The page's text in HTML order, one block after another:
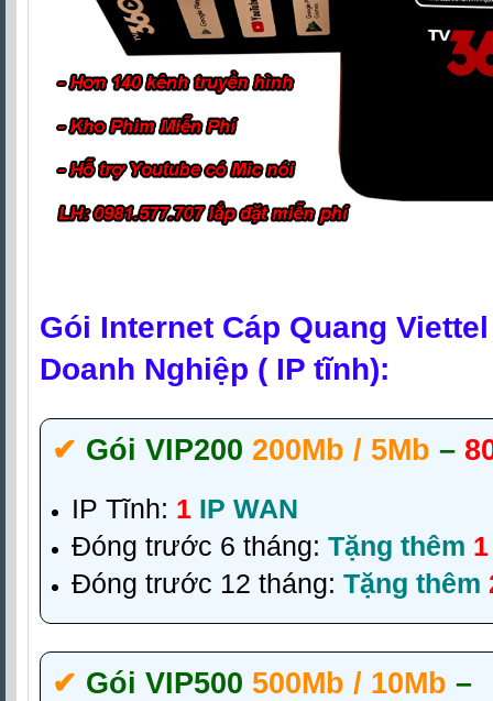
Gói Internet Cáp Quang
Doanh Nghiệp ( IP tĩnh):
✔‎ Gói VIP200 200Mb / 5Mb –
IP Tĩnh: 1 IP WAN
Đóng trước 6 tháng: Tặng thêm 1
Đóng trước 12 tháng: Tặng thêm
✔‎ Gói VIP500 500Mb / 10Mb –